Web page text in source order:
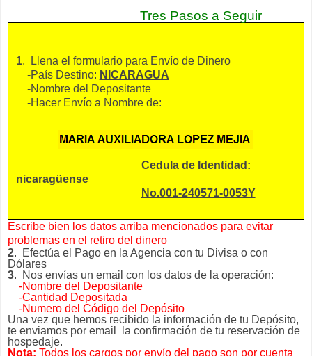
Tres Pasos a Seguir
1. Llena el formulario para Envío de Dinero
-País Destino: NICARAGUA
-Nombre del Depositante
-Hacer Envío a Nombre de:
Cedula de Identidad:
nicaragüense
No.001-240571-0053Y
Escribe bien los datos arriba mencionados para evitar
problemas en el retiro del dinero
2. Efectúa el Pago en la Agencia con tu Divisa o con
Dólares
3. Nos envías un email con los datos de la operación:
-Nombre del Depositante
-Cantidad Depositada
-Numero del Código del Depósito
Una vez que hemos recibido la información de tu Depósito,
te enviamos por email la confirmación de tu reservación de
hospedaje.
Nota: Todos los cargos por envío del pago son por cuenta